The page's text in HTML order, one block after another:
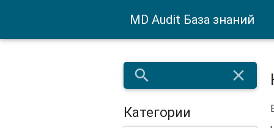
MD Audit База знаний
search close
Категории